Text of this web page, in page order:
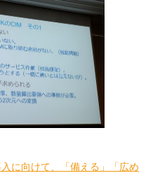
に向けて、「備える」「広め